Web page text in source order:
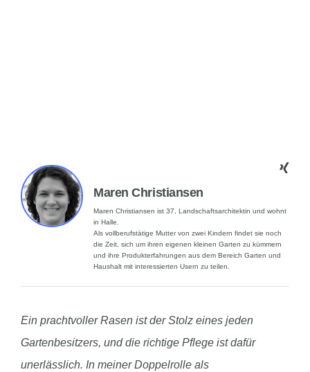
Maren Christiansen
Maren Christiansen ist 37, Landschaftsarchitektin und wohnt
in Halle.
Als vollberufstätige Mutter von zwei Kindern findet sie noch
die Zeit, sich um ihren eigenen kleinen Garten zu kümmern
und ihre Produkterfahrungen aus dem Bereich Garten und
Haushalt mit interessierten Usern zu teilen.
Ein prachtvoller Rasen ist der Stolz eines jeden
Gartenbesitzers, und die richtige Pflege ist dafür
unerlässlich. In meiner Doppelrolle als